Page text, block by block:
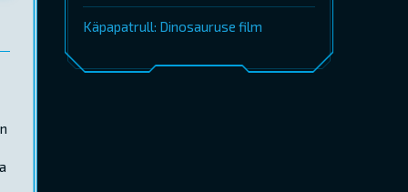
Käpapatrull: Dinosauruse film